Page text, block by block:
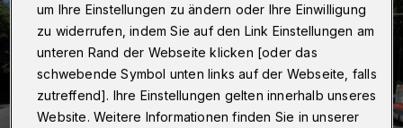
um Ihre Einstellungen zu ändern oder Ihre Einwilligung
zu widerrufen, indem Sie auf den Link Einstellungen am
unteren Rand der Webseite klicken [oder das
schwebende Symbol unten links auf der Webseite, falls
zutreffend]. Ihre Einstellungen gelten innerhalb unseres
Website. Weitere Informationen finden Sie in unserer